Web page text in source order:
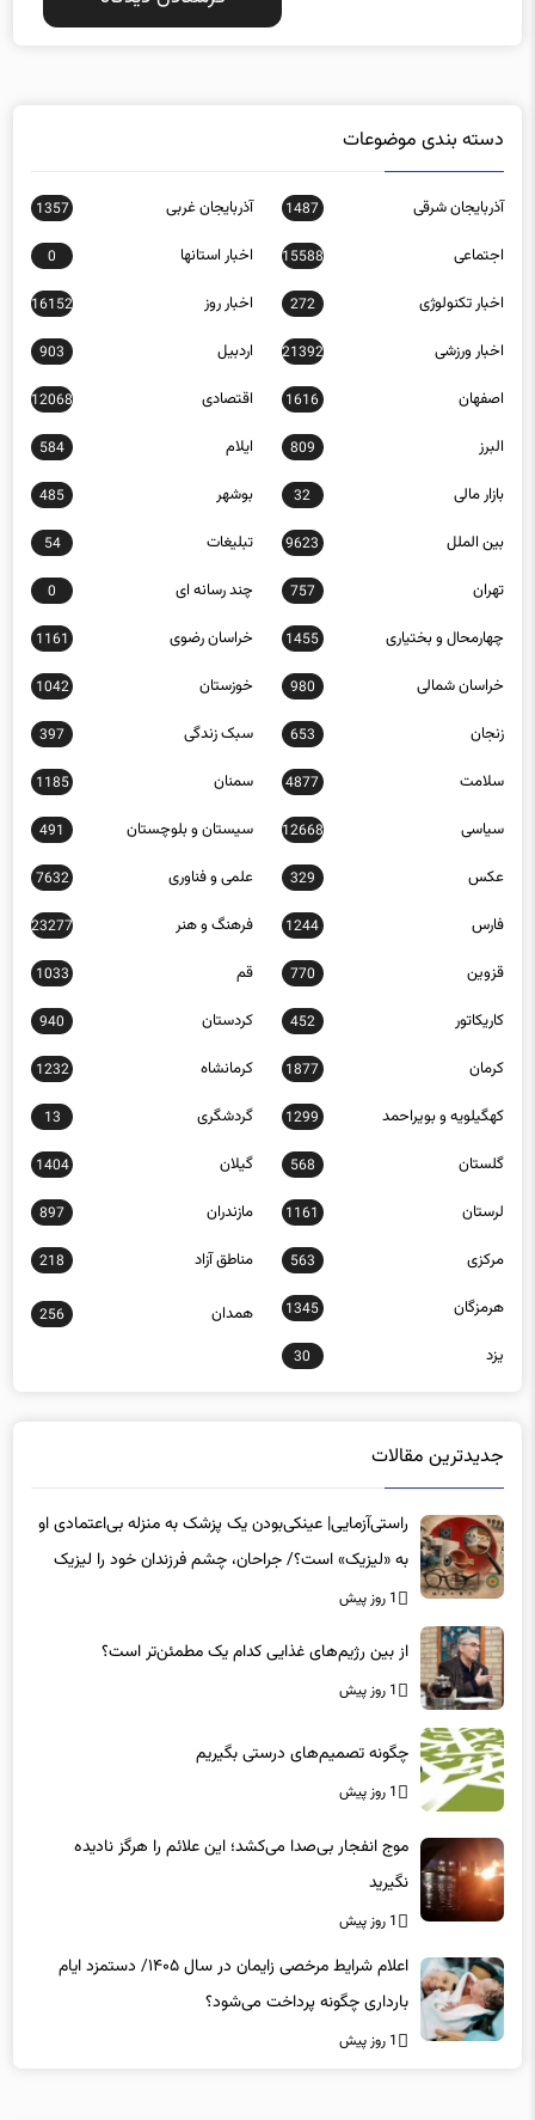
دسته بندی موضوعات
آذربایجان شرقی 1487 آذربایجان غربی 1357
اجتماعی 15588 اخبار استانها 0
اخبار تکنولوژی 272 اخبار روز 16152
اخبار ورزشی 21392 اردبیل 903
اصفهان 1616 اقتصادی 12068
البرز 809
584
بازار مالی 32 بوشهر 485
بین الملل 9623 تبلیغات 54
تهران 757 چند رسانه ای 0
چهارمحال و بختیاری 1455 خراسان رضوی 1161
خراسان شمالی 980 خوزستان 1042
زنجان 653 سبک زندگی 397
سلامت 4877 سمنان 1185
سیاسی 12668 سیستان و بلوچستان 491
عکس 329 علمی و فناوری 7632
فارس 1244 فرهنگ و هنر 23277
قزوین 770 قم 1033
کاریکاتور 452 کردستان 940
کرمان 1877 کرمانشاه 1232
کهگیلویه و بویراحمد 1299 گردشگری 13
گلستان 568 گیلان 1404
لرستان 1161 مازندران 897
مرکزی 563
218
1345
جدیدترین مقالات
راستی‌آزمایی| عینکی‌بودن یک پزشک به منزله بی‌اعتمادی او
به «لیزیک» است؟/ جراحان، چشم فرزندان خود را لیزیک
از بین رژیم‌های غذایی کدام یک مطمئن‌تر است؟‌
چگونه تصمیم‌های درستی بگیریم
موج انفجار بی‌صدا می‌کشد؛ این علائم را هرگز نادیده
نگیرید
1 روز پیش
بارداری چگونه پرداخت می‌شود؟